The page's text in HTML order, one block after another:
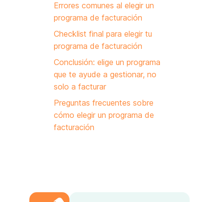
Errores comunes al elegir un
programa de facturación
Checklist final para elegir tu
programa de facturación
Conclusión: elige un programa
que te ayude a gestionar, no
solo a facturar
Preguntas frecuentes sobre
cómo elegir un programa de
facturación